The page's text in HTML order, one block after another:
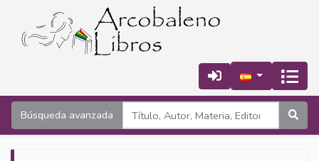
Búsqueda avanzada